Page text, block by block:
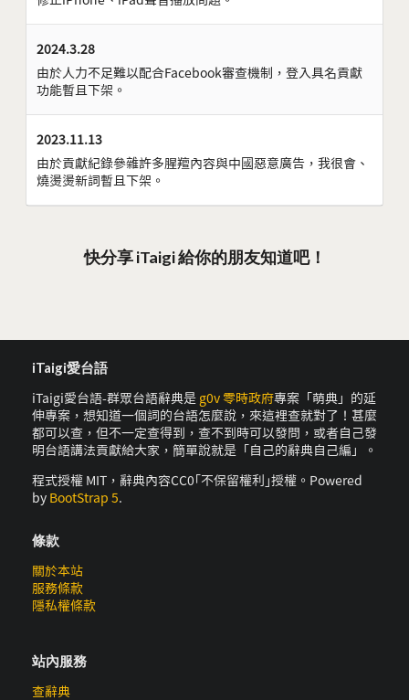
2024.3.28
由於人力不足難以配合Facebook審查機制，登入具名貢獻
功能暫且下架。
2023.11.13
由於貢獻紀錄參雜許多腥羶內容與中國惡意廣告，我很會、
燒燙燙新詞暫且下架。
快分享 iTaigi 給你的朋友知道吧！
iTaigi愛台語
iTaigi愛台語-群眾台語辭典是 g0v 零時政府專案「萌典」的延
伸專案，想知道一個詞的台語怎麼說，來這裡查就對了！甚麼
都可以查，但不一定查得到，查不到時可以發問，或者自己發
明台語講法貢獻給大家，簡單說就是「自己的辭典自己編」。
程式授權 MIT，辭典內容CC0｢不保留權利｣授權。Powered
by BootStrap 5.
條款
關於本站
服務條款
隱私權條款
站內服務
查辭典